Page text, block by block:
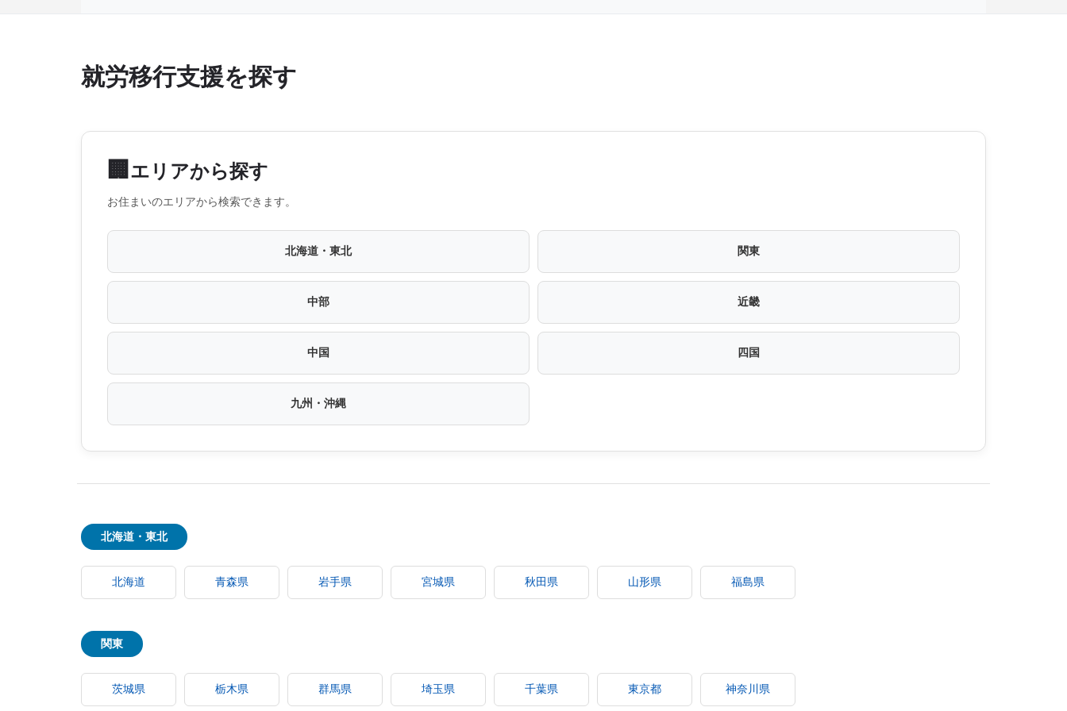
就労移行支援を探す
🏢 エリアから探す
お住まいのエリアから検索できます。
北海道・東北 関東
中部 近畿
中国 四国
九州・沖縄
北海道・東北
北海道 青森県 岩手県 宮城県 秋田県 山形県 福島県
関東
茨城県 栃木県 群馬県 埼玉県 千葉県 東京都 神奈川県